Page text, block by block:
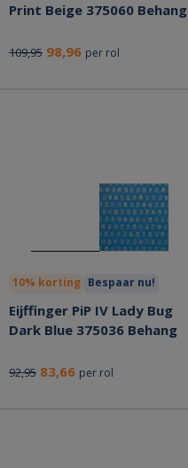
Print Beige 375060 Behang
109,95 98,96 per rol
10% korting Bespaar nu!
Eijffinger PiP IV Lady Bug
Dark Blue 375036 Behang
92,95 83,66 per rol